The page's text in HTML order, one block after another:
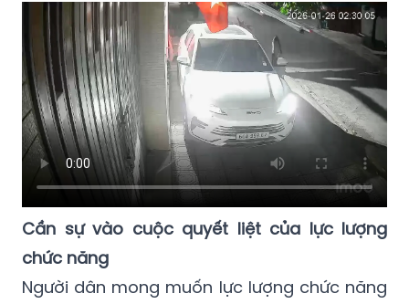
Cần sự vào cuộc quyết liệt của lực lượng
chức năng
Người dân mong muốn lực lượng chức năng